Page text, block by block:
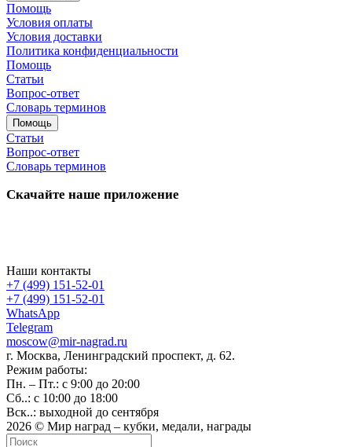
Помощь
Условия оплаты
Условия доставки
Политика конфиденциальности
Помощь
Статьи
Вопрос-ответ
Словарь терминов
Помощь
Статьи
Вопрос-ответ
Словарь терминов
Скачайте наше приложение
Наши контакты
+7 (499) 151-52-01
+7 (499) 151-52-01
WhatsApp
Telegram
moscow@mir-nagrad.ru
г. Москва, Ленинградский проспект, д. 62.
Режим работы:
Пн. – Пт.: с 9:00 до 20:00
Сб..: с 10:00 до 18:00
Вск..: выходной до сентября
2026 © Мир наград – кубки, медали, награды